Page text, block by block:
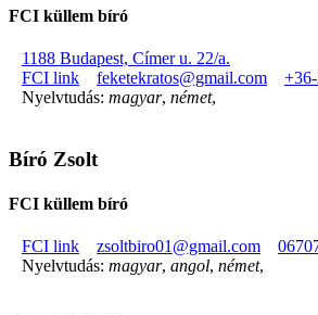
FCI küllem bíró
1188 Budapest, Címer u. 22/a.
FCI link
feketekratos@gmail.com
Nyelvtudás: magyar, német,
Bíró Zsolt
FCI küllem bíró
FCI link zsoltbiro01@gmail.com
Nyelvtudás: magyar, angol, német,